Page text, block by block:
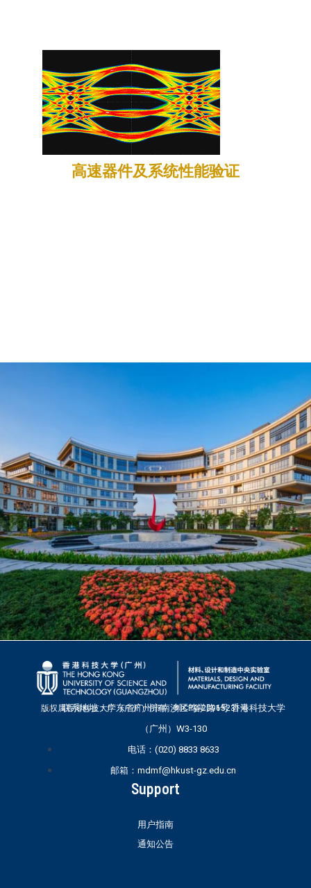
高速器件及系统性能验证
版权属香港科技大学（广州）所有 粤ICP备20065231号
联系地址：广东省广州市南沙区笃学路1号 香港科技大学
（广州）W3-130
电话：(020) 8833 8633
邮箱：mdmf@hkust-gz.edu.cn
Support
用户指南
通知公告